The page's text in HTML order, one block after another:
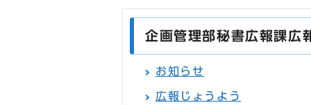
企画管理部秘書広報課広
お知らせ
広報じょうよう